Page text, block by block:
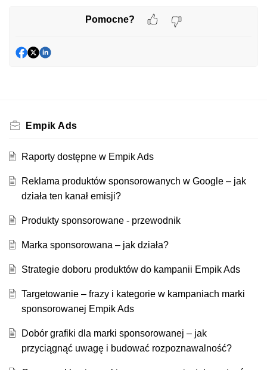
Pomocne?
Empik Ads
Raporty dostępne w Empik Ads
Reklama produktów sponsorowanych w Google – jak
działa ten kanał emisji?
Produkty sponsorowane - przewodnik
Marka sponsorowana – jak działa?
Strategie doboru produktów do kampanii Empik Ads
Targetowanie – frazy i kategorie w kampaniach marki
sponsorowanej Empik Ads
Dobór grafiki dla marki sponsorowanej – jak
przyciągnąć uwagę i budować rozpoznawalność?